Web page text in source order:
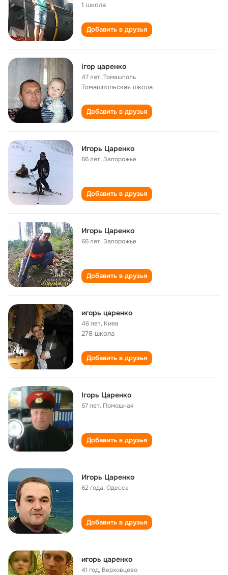
1 школа
Добавить в друзья
ігор царенко
47 лет,Томашполь
Томашпольская школа
Добавить в друзья
Игорь Царенко
66 лет,Запорожье
Добавить в друзья
Игорь Царенко
66 лет,Запорожье
Добавить в друзья
игорь царенко
46 лет, Киев
278 школа
Добавить в друзья
Ігорь Царенко
57 лет, Помошная
Добавить в друзья
Игорь Царенко
62 года,Одесса
Добавить в друзья
игорь царенко
41 год, Верховцево